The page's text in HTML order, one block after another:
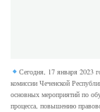
Сегодня, 17 января 2023
комиссии Чеченской
основных мероприятий по
процесса, повышению